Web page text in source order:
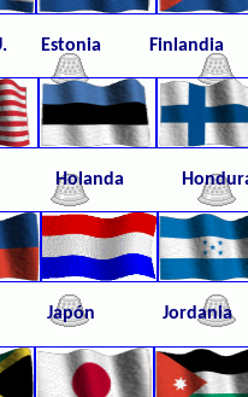
U. Estonia
Holanda
Jordania